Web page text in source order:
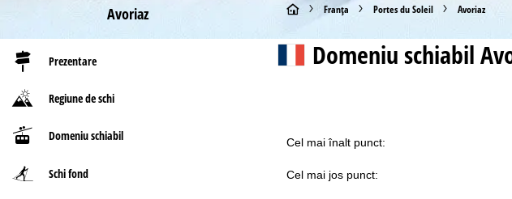
Avoriaz
Prezentare
Regiune de schi
Domeniu schiabil
Schi fond
A
c
ă
Franţa Portes du Soleil Avoriaz
Domeniu schiabil
Cel mai înalt punct:
Cel mai jos punct: